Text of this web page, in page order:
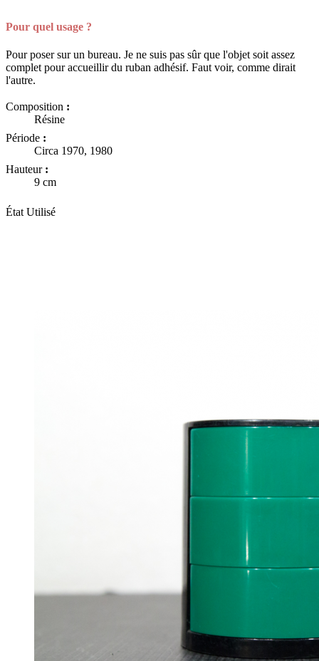
Pour quel usage ?
Pour poser sur un bureau. Je ne suis pas sûr que l'objet soit assez
complet pour accueillir du ruban adhésif. Faut voir, comme dirait
l'autre.
Composition :
Résine
Période :
Circa 1970, 1980
Hauteur :
9 cm
État Utilisé